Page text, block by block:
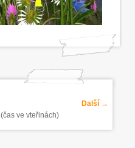
Další →
(čas ve vteřinách)